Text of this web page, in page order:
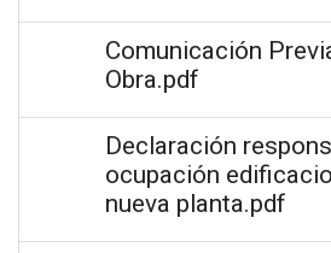
Comunicación
Obra.pdf
Declaración
ocupación
nueva planta.pdf